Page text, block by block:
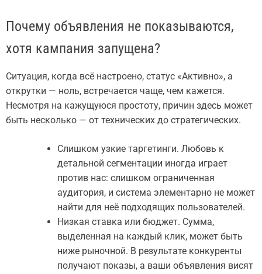
Почему объявления не показываются,
хотя кампания запущена?
Ситуация, когда всё настроено, статус «Активно», а
открутки — ноль, встречается чаще, чем кажется.
Несмотря на кажущуюся простоту, причин здесь может
быть несколько — от технических до стратегических.
Слишком узкие таргетинги. Любовь к
детальной сегментации иногда играет
против нас: слишком ограниченная
аудитория, и система элементарно не может
найти для неё подходящих пользователей.
Низкая ставка или бюджет. Сумма,
выделенная на каждый клик, может быть
ниже рыночной. В результате конкуренты
получают показы, а ваши объявления висят